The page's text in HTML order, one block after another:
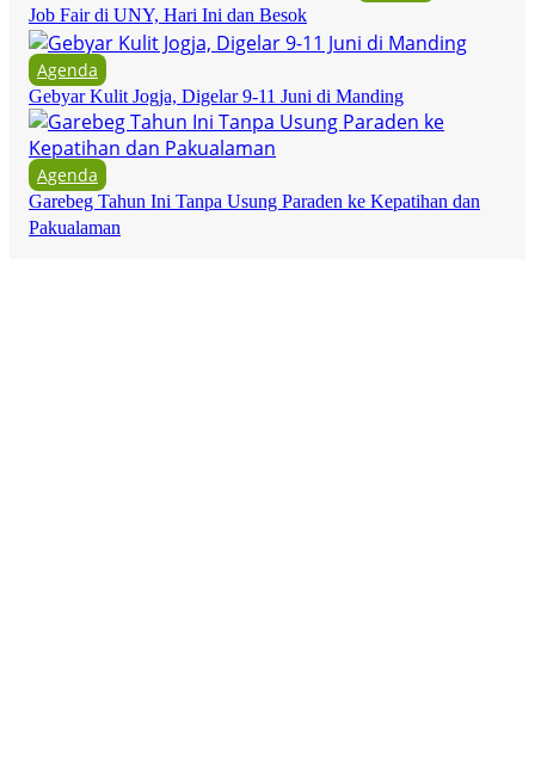
Job Fair di UNY, Hari Ini dan Besok
Agenda
Gebyar Kulit Jogja, Digelar 9-11 Juni di Manding
Agenda
Garebeg Tahun Ini Tanpa Usung Paraden ke Kepatihan dan
Pakualaman